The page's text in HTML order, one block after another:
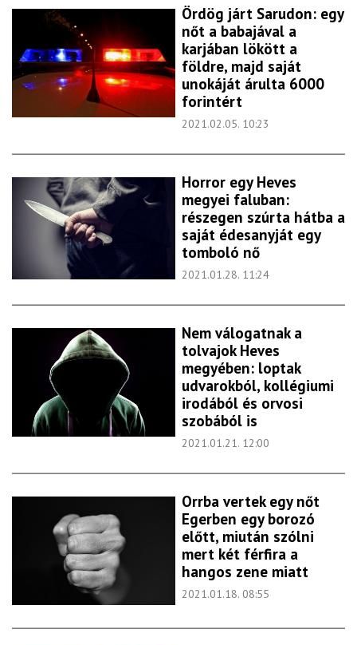
Ördög járt Sarudon: egy
nőt a babajával a
karjában lökött a
földre, majd saját
unokáját árulta 6000
forintért
2021.02.05. 10:23
Horror egy Heves
megyei faluban:
részegen szúrta hátba a
saját édesanyját egy
tomboló nő
2021.01.28. 11:24
Nem válogatnak a
tolvajok Heves
megyében: loptak
udvarokból, kollégiumi
irodából és orvosi
szobából is
2021.01.21. 12:00
Orrba vertek egy nőt
Egerben egy borozó
előtt, miután szólni
mert két férfira a
hangos zene miatt
2021.01.18. 08:55